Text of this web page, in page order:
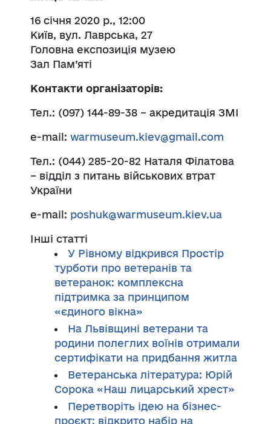
16 січня 2020 р., 12:00
Київ, вул. Лаврська, 27
Головна експозиція музею
Зал Пам’яті
Контакти організаторів:
Тел.: (097) 144-89-38 – акредитація ЗМІ
e-mail: warmuseum.kiev@gmail.com
Тел.: (044) 285-20-82 Наталя Філатова
– відділ з питань військових втрат
України
e-mail: poshuk@warmuseum.kiev.ua
Інші статті
У Рівному відкрився Простір
турботи про ветеранів та
ветеранок: комплексна
підтримка за принципом
«єдиного вікна»
На Львівщині ветерани та
родини полеглих воїнів отримали
сертифікати на придбання житла
Ветеранська література: Юрій
Сорока «Наш лицарський хрест»
Перетворіть ідею на бізнес-
проєкт: відкрито набір на